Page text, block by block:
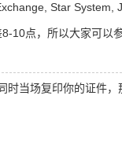
Star System,
10点，所以大家可以参
当场复印你的证件，